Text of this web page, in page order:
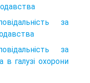
за
за
в галузі охорони